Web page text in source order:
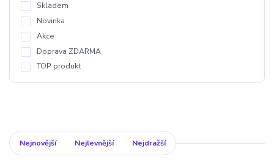
Skladem
Novinka
Akce
Doprava ZDARMA
TOP produkt
Nejnovější Nejlevnější Nejdražší